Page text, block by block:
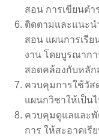
สอน การเขียนตำ
ติดตามและแนะน
สอน แผนการเรี
งาน โดยบูรณาก
สอดคล้องกับหลัก
ควบคุมการใช้วัส
แผนกวิชาให้เป็น
ควบคุมดูแลและ
การ ให้สะอาดเรี